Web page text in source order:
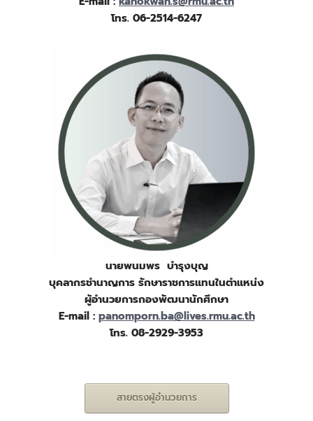
โทร. 06-2514-6247
นายพนมพร บำรุงบุญ
บุคลากรชำนาญการ รักษาราชการแทนในตำแหน่ง
ผู้อำนวยการกองพัฒนานักศึกษา
E-mail : panomporn.ba@lives.rmu.ac.th
โทร. 08-2929-3953
สายตรงผู้อำนวยการ